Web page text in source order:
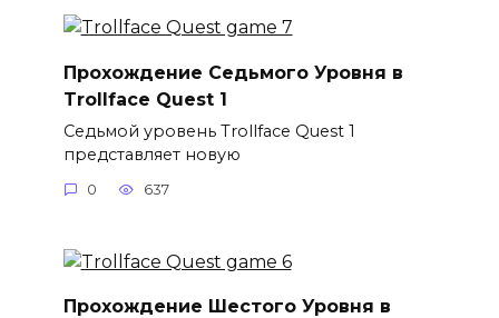
Прохождение Седьмого Уровня в
Trollface Quest 1
Седьмой уровень Trollface Quest 1
представляет новую
0 637
Прохождение Шестого Уровня в